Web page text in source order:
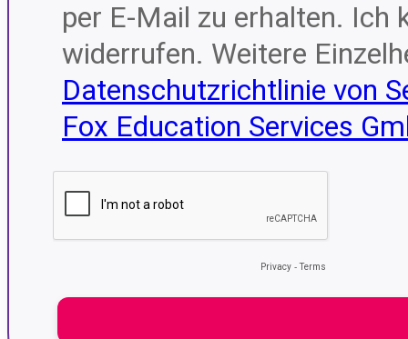
per E-Mail zu erhalten. Ich
widerrufen. Weitere
Datenschutzrichtlinie von
Fox Education Services
Privacy -Terms